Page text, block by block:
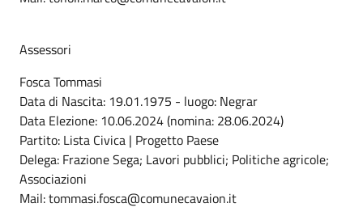
Assessori
Fosca Tommasi
Data di Nascita: 19.01.1975 - luogo: Negrar
Data Elezione: 10.06.2024 (nomina: 28.06.2024)
Partito: Lista Civica | Progetto Paese
Delega: Frazione Sega; Lavori pubblici; Politiche agricole;
Associazioni
Mail: tommasi.fosca@comunecavaion.it